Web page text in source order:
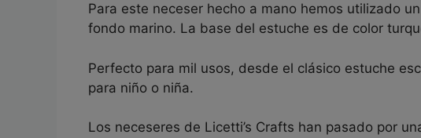
Para este neceser hecho a mano hemos utilizado
fondo marino. La base del estuche es de color
Perfecto para mil usos, desde el clásico estuche
para niño o niña.
Los neceseres de Licetti’s Crafts han pasado por